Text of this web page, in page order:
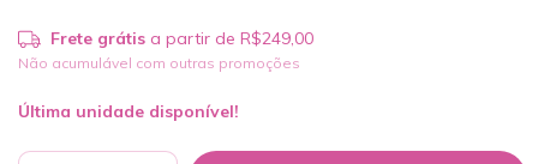
Frete grátis a partir de R$249,00
Não acumulável com outras promoções
Última unidade disponível!